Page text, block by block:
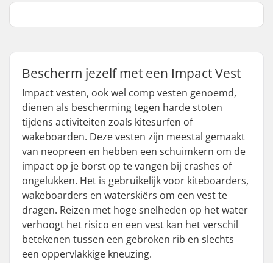
Bescherm jezelf met een Impact Vest
Impact vesten, ook wel comp vesten genoemd,
dienen als bescherming tegen harde stoten
tijdens activiteiten zoals kitesurfen of
wakeboarden. Deze vesten zijn meestal gemaakt
van neopreen en hebben een schuimkern om de
impact op je borst op te vangen bij crashes of
ongelukken. Het is gebruikelijk voor kiteboarders,
wakeboarders en waterskiërs om een vest te
dragen. Reizen met hoge snelheden op het water
verhoogt het risico en een vest kan het verschil
betekenen tussen een gebroken rib en slechts
een oppervlakkige kneuzing.